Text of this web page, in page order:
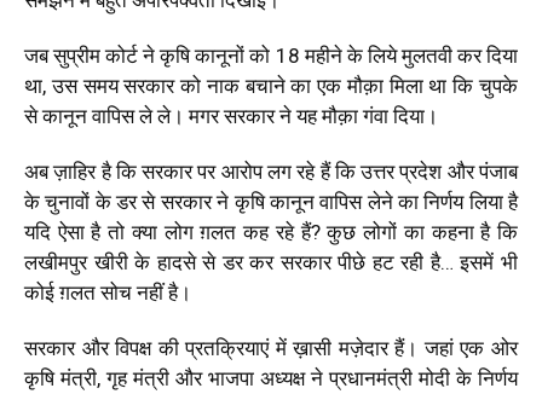
जब सुप्रीम कोर्ट ने कृषि कानूनों को 18 महीने के लिये मुलतवी कर दिया
था, उस समय सरकार को नाक बचाने का एक मौक़ा मिला था कि चुपके
से कानून वापिस ले ले। मगर सरकार ने यह मौक़ा गंवा दिया।
अब ज़ाहिर है कि सरकार पर आरोप लग रहे हैं कि उत्तर प्रदेश और पंजाब
के चुनावों के डर से सरकार ने कृषि कानून वापिस लेने का निर्णय लिया है
यदि ऐसा है तो क्या लोग ग़लत कह रहे हैं? कुछ लोगों का कहना है कि
लखीमपुर खीरी के हादसे से डर कर सरकार पीछे हट रही है… इसमें भी
कोई ग़लत सोच नहीं है।
सरकार और विपक्ष की प्रतक्रियाएं में ख़ासी मज़ेदार हैं। जहां एक ओर
कृषि मंत्री, गृह मंत्री और भाजपा अध्यक्ष ने प्रधानमंत्री मोदी के निर्णय